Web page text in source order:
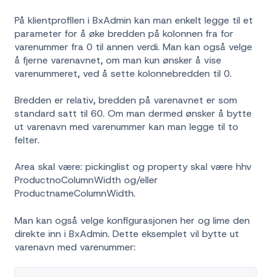
På klientprofilen i BxAdmin kan man enkelt legge til et
parameter for å øke bredden på kolonnen fra for
varenummer fra 0 til annen verdi. Man kan også velge
å fjerne varenavnet, om man kun ønsker å vise
varenummeret, ved å sette kolonnebredden til 0.
Bredden er relativ, bredden på varenavnet er som
standard satt til 60. Om man dermed ønsker å bytte
ut varenavn med varenummer kan man legge til to
felter.
Area skal være: pickinglist og property skal være hhv
ProductnoColumnWidth og/eller
ProductnameColumnWidth.
Man kan også velge konfigurasjonen her og lime den
direkte inn i BxAdmin. Dette eksemplet vil bytte ut
varenavn med varenummer: